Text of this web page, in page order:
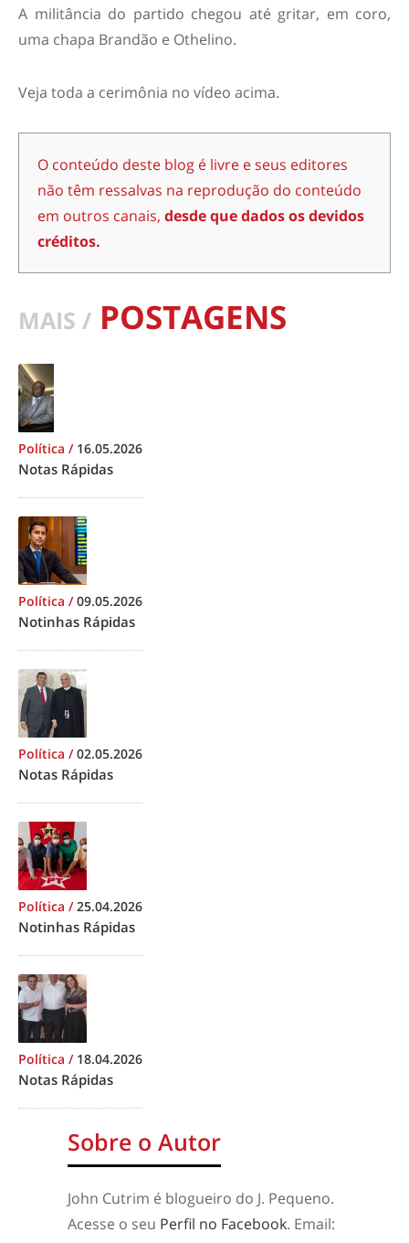
A militância do partido chegou até gritar, em coro,
uma chapa Brandão e Othelino.
Veja toda a cerimônia no vídeo acima.
O conteúdo deste blog é livre e seus editores
não têm ressalvas na reprodução do conteúdo
em outros canais, desde que dados os devidos
créditos.
MAIS / POSTAGENS
Política / 16.05.2026
Notas Rápidas
Política /09.05.2026
Notinhas Rápidas
Política /02.05.2026
Notas Rápidas
Política /25.04.2026
Notinhas Rápidas
Política / 18.04.2026
Notas Rápidas
Sobre o Autor
John Cutrim é blogueiro do J. Pequeno.
Acesse o seu Perfil no Facebook. Email: